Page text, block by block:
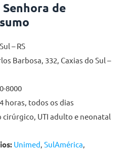
de
– RS
Barbosa, 332, Caxias do Sul –
8000
horas, todos os dias
cirúrgico, UTI adulto e neonatal
Unimed SulAmérica